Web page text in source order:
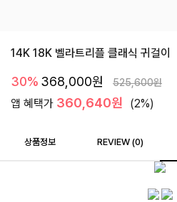
14K 18K 벨라트리플 클래식 귀걸이
30% 368,000원 525,600원
앱 혜택가 360,640원 (2%)
상품정보 REVIEW (0)